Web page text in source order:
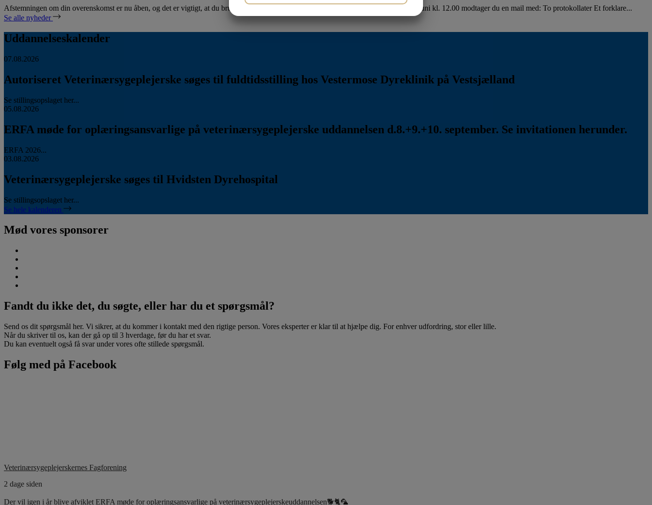
Afstemningen om din overenskomst er nu åben, og det er vigtigt, at du bruger din stemme. Hold øje med din indbakke. Tirsdag den 30. juni kl. 12.00 modtager du en mail med: To protokollater Et forklare...
Se alle nyheder
Uddannelseskalender
07.08.2026
Autoriseret Veterinærsygeplejerske søges til fuldtidsstilling hos Vestermose Dyreklinik på Vestsjælland
Se stillingsopslaget her...
05.08.2026
ERFA møde for oplæringsansvarlige på veterinærsygeplejerske uddannelsen d.8.+9.+10. september. Se invitationen herunder.
ERFA 2026...
03.08.2026
Veterinærsygeplejerske søges til Hvidsten Dyrehospital
Se stillingsopslaget her...
Se hele kalenderen
Mød vores sponsorer
Fandt du ikke det, du søgte, eller har du et spørgsmål?
Send os dit spørgsmål her. Vi sikrer, at du kommer i kontakt med den rigtige person. Vores eksperter er klar til at hjælpe dig. For enhver udfordring, stor eller lille.
Når du skriver til os, kan der gå op til 3 hverdage, før du har et svar.
Du kan eventuelt også få svar under vores ofte stillede spørgsmål.
Følg med på Facebook
Veterinærsygeplejerskernes Fagforening
2 dage siden
Der vil igen i år blive afviklet ERFA møde for oplæringsansvarlige på veterinærsygeplejerskeuddannelsen🐕🐈🦜